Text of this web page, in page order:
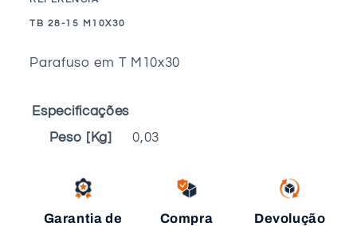
SKU:
TB 28-15 M10X30
Parafuso em T M10x30
Especificações
Peso [Kg]
0,03
Garantia de
Compra
Devolução